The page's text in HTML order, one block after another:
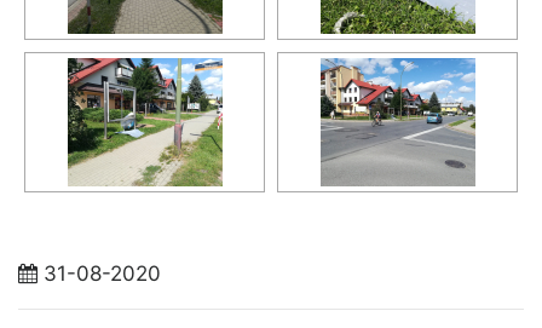
31-08-2020